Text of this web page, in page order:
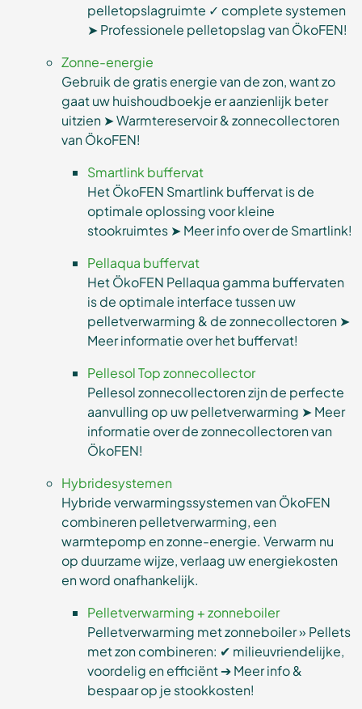
pelletopslagruimte ✓ complete systemen
➤ Professionele pelletopslag van ÖkoFEN!
Zonne-energie
Gebruik de gratis energie van de zon, want zo
gaat uw huishoudboekje er aanzienlijk beter
uitzien ➤ Warmtereservoir & zonnecollectoren
van ÖkoFEN!
Smartlink buffervat
Het ÖkoFEN Smartlink buffervat is de
optimale oplossing voor kleine
stookruimtes ➤ Meer info over de Smartlink!
Pellaqua buffervat
Het ÖkoFEN Pellaqua gamma buffervaten
is de optimale interface tussen uw
pelletverwarming & de zonnecollectoren ➤
Meer informatie over het buffervat!
Pellesol Top zonnecollector
Pellesol zonnecollectoren zijn de perfecte
aanvulling op uw pelletverwarming ➤ Meer
informatie over de zonnecollectoren van
ÖkoFEN!
Hybridesystemen
Hybride verwarmingssystemen van ÖkoFEN
combineren pelletverwarming, een
warmtepomp en zonne-energie. Verwarm nu
op duurzame wijze, verlaag uw energiekosten
en word onafhankelijk.
Pelletverwarming + zonneboiler
Pelletverwarming met zonneboiler » Pellets
met zon combineren: ✔ milieuvriendelijke,
voordelig en efficiënt ➔ Meer info &
bespaar op je stookkosten!